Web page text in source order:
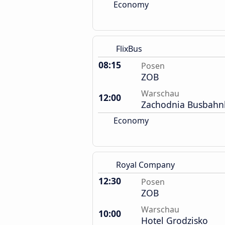
Economy
FlixBus
08:15 Posen
ZOB
12:00
Warschau
Zachodnia
Economy
Royal Company
12:30 Posen
ZOB
10:00
Warschau
Hotel Grodzisko